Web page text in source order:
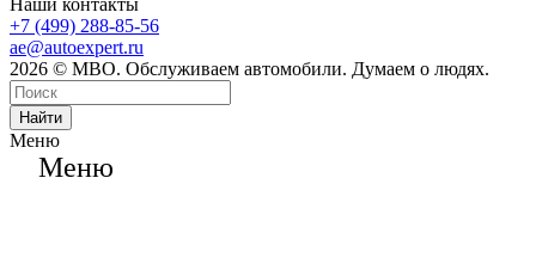
Наши контакты
+7 (499) 288-85-56
ae@autoexpert.ru
2026 © МВО. Обслуживаем автомобили. Думаем о людях.
Найти
Меню
Меню